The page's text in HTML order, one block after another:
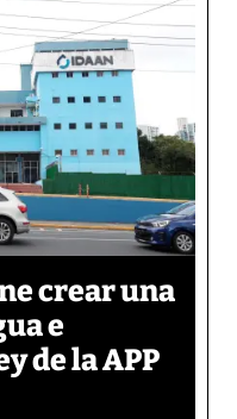
crear una
e
de la APP